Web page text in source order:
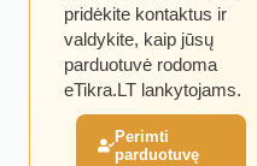
pridėkite kontaktus ir
valdykite, kaip jūsų
parduotuvė rodoma
eTikra.LT lankytojams.
Perimti
parduotuvę